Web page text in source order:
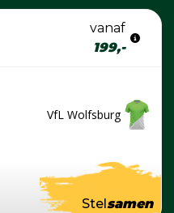
vanaf
199,-
VfL Wolfsburg
Stel samen